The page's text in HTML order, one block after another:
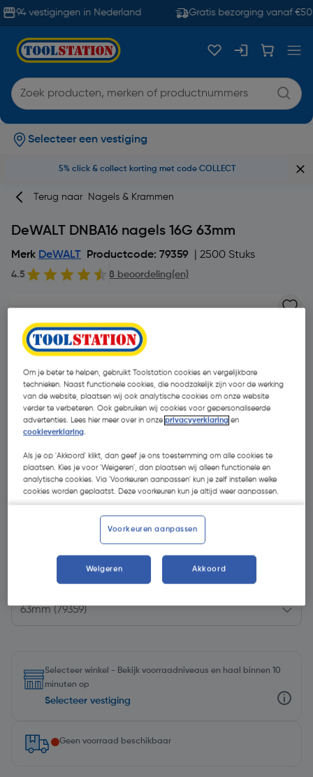
94 vestigingen in Nederland Gratis bezorging vanaf €50
Selecteer een vestiging
5% click & collect korting met code COLLECT
Terug naar Nagels & Krammen
DeWALT DNBA16 nagels 16G 63mm
Merk DeWALT Productcode: 79359 | 2500 Stuks
4.5 8 beoordeling(en)
Kies productvariant(4)
Selecteer winkel - Bekijk voorraadniveaus en haal binnen 10
minuten op
Selecteer vestiging
Geen voorraad beschikbaar
Om je beter te helpen, gebruikt Toolstation cookies en vergelijkbare
technieken. Naast functionele cookies, die noodzakelijk zijn voor de werking
van de website, plaatsen wij ook analytische cookies om onze website
verder te verbeteren. Ook gebruiken wij cookies voor gepersonaliseerde
advertenties. Lees hier meer over in onzeprivacyverklaring en
cookieverklaring.
Als je op 'Akkoord' klikt, dan geef je ons toestemming om alle cookies te
plaatsen. Kies je voor 'Weigeren', dan plaatsen wij alleen functionele en
analytische cookies. Via 'Voorkeuren aanpassen' kun je zelf instellen welke
cookies worden geplaatst. Deze voorkeuren kun je altijd weer aanpassen.
Voorkeuren aanpassen
Weigeren Akkoord